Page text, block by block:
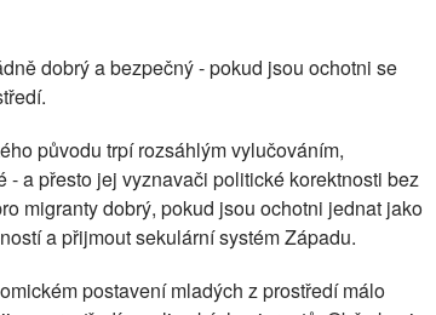
dobrý a bezpečný - pokud jsou ochotni se
původu trpí rozsáhlým vylučováním,
a přesto jej vyznavači politické korektnosti bez
migranty dobrý, pokud jsou ochotni jednat jako
a přijmout sekulární systém Západu.
postavení mladých z prostředí málo